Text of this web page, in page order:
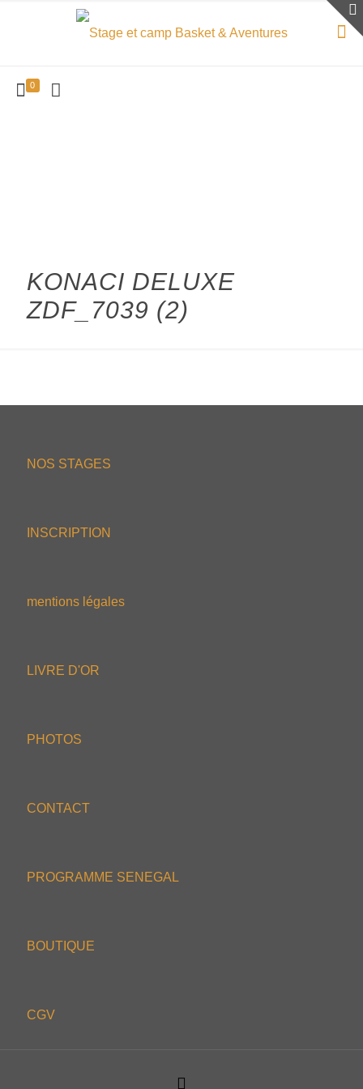
0
KONACI DELUXE
ZDF_7039 (2)
NOS STAGES
INSCRIPTION
mentions légales
LIVRE D'OR
PHOTOS
CONTACT
PROGRAMME SENEGAL
BOUTIQUE
CGV